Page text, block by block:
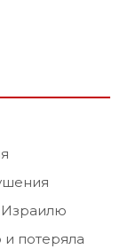
Израилю
потеряла